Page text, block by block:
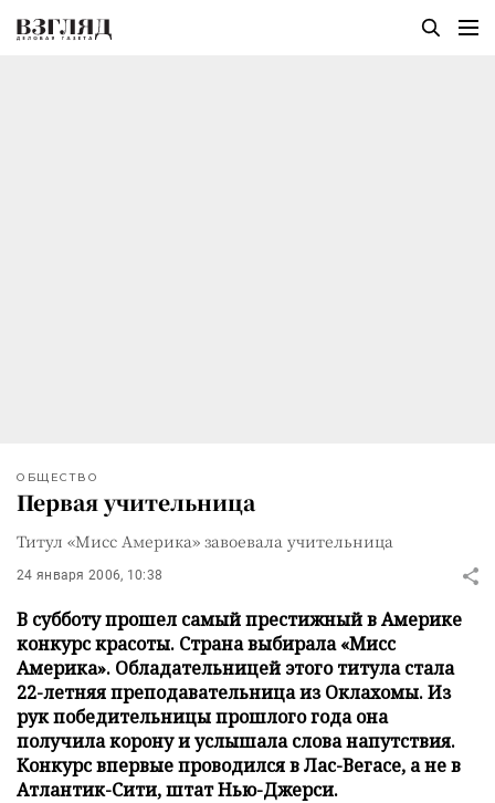
ОБЩЕСТВО
Первая учительница
Титул «Мисс Америка» завоевала учительница
24 января 2006, 10:38
В субботу прошел самый престижный в Америке
конкурс красоты. Страна выбирала «Мисс
Америка». Обладательницей этого титула стала
22-летняя преподавательница из Оклахомы. Из
рук победительницы прошлого года она
получила корону и услышала слова напутствия.
Конкурс впервые проводился в Лас-Вегасе, а не в
Атлантик-Сити, штат Нью-Джерси.